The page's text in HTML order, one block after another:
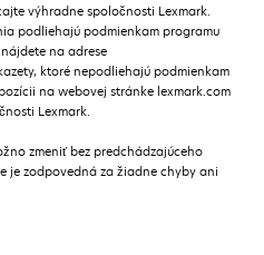
výhradne spoločnosti Lexmark.
podliehajú podmienkam programu
na adrese
ktoré nepodliehajú podmienkam
na webovej stránke lexmark.com
Lexmark.
zmeniť bez predchádzajúceho
je zodpovedná za žiadne chyby ani